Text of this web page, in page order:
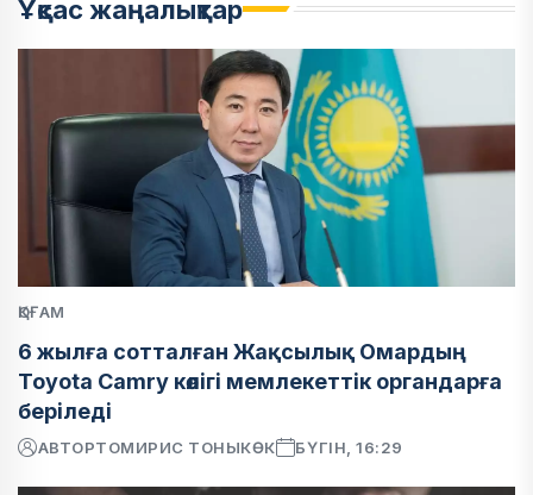
Ұқсас жаңалықтар
ҚОҒАМ
6 жылға сотталған Жақсылық Омардың
Toyota Camry көлігі мемлекеттік органдарға
беріледі
АВТОРТОМИРИС ТОНЫКӨК БҮГІН, 16:29